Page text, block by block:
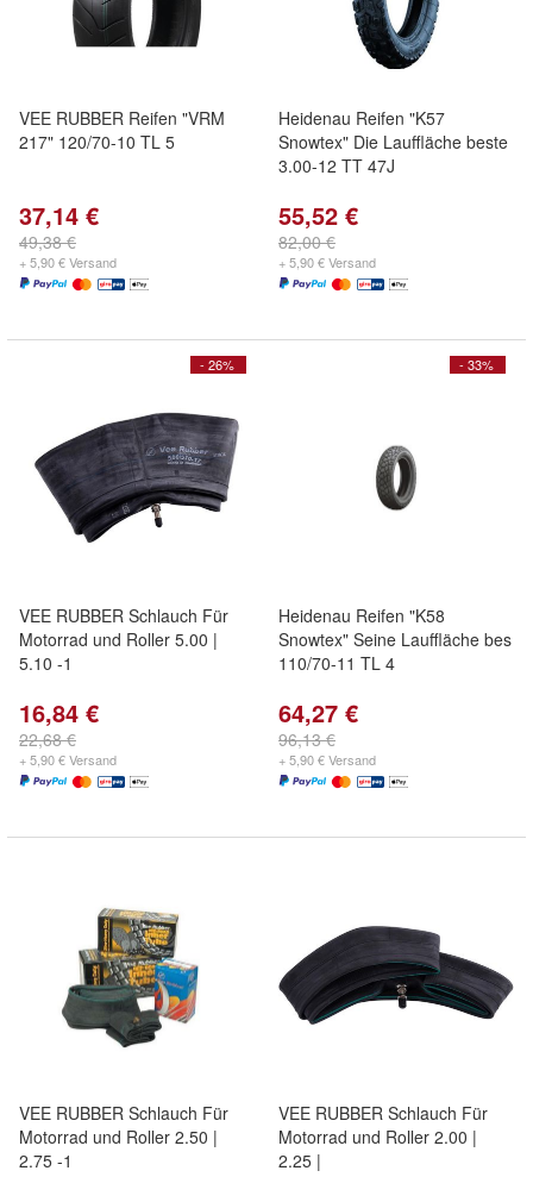
VEE RUBBER Reifen "VRM
217" 120/70-10 TL 5
37,14 €
49,38 €
+ 5,90 € Versand
Heidenau Reifen "K57
Snowtex" Die Lauffläche beste
3.00-12 TT 47J
55,52 €
82,00 €
+ 5,90 € Versand
- 26%
VEE RUBBER Schlauch Für
Motorrad und Roller 5.00 |
5.10 -1
16,84 €
22,68 €
+ 5,90 € Versand
- 33%
Heidenau Reifen "K58
Snowtex" Seine Lauffläche bes
110/70-11 TL 4
64,27 €
96,13 €
+ 5,90 € Versand
VEE RUBBER Schlauch Für
Motorrad und Roller 2.50 |
2.75 -1
VEE RUBBER Schlauch Für
Motorrad und Roller 2.00 |
2.25 |